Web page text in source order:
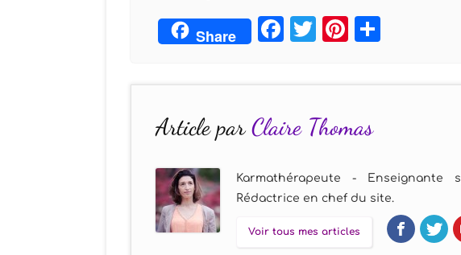
Share Facebook
TwitterPinterest
Article parClaire Thomas
Karmathérapeute -
Rédactrice en chef du site.
Voir tous mes articles